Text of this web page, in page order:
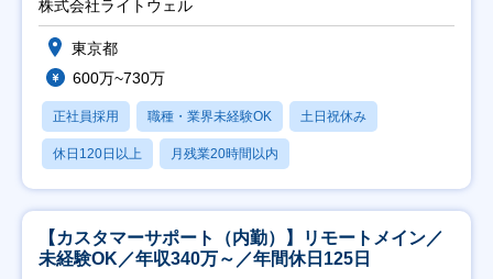
株式会社ライトウェル
東京都
600万~730万
正社員採用 職種・業界未経験OK 土日祝休み
休日120日以上 月残業20時間以内
【カスタマーサポート（内勤）】リモートメイン／
未経験OK／年収340万～／年間休日125日